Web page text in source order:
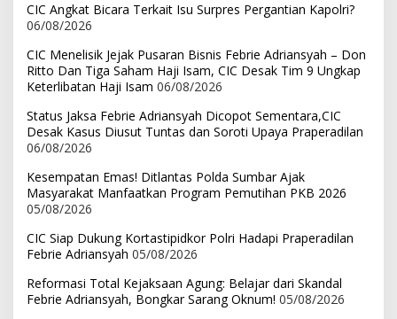
CIC Angkat Bicara Terkait Isu Surpres Pergantian Kapolri?
06/08/2026
CIC Menelisik Jejak Pusaran Bisnis Febrie Adriansyah – Don
Ritto Dan Tiga Saham Haji Isam, CIC Desak Tim 9 Ungkap
Keterlibatan Haji Isam 06/08/2026
Status Jaksa Febrie Adriansyah Dicopot Sementara,CIC
Desak Kasus Diusut Tuntas dan Soroti Upaya Praperadilan
06/08/2026
Kesempatan Emas! Ditlantas Polda Sumbar Ajak
Masyarakat Manfaatkan Program Pemutihan PKB 2026
05/08/2026
CIC Siap Dukung Kortastipidkor Polri Hadapi Praperadilan
Febrie Adriansyah 05/08/2026
Reformasi Total Kejaksaan Agung: Belajar dari Skandal
Febrie Adriansyah, Bongkar Sarang Oknum! 05/08/2026